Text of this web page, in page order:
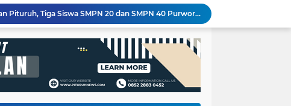
PT Unggulrejo Wasono Dilanda Kebakaran, Tiga Korban Dilaporkan Alami Luka
Meriahkan HUT RI ke-81, SDN Luwenglor Sabet Juara 1 Turnamen Mini Soccer SD Se-Kecamatan Pituruh
Kemarau Picu Krisis Air Bersih, SDN Munggangsari dan Warga Kaligintung Berharap Pasokan Air Rutin
Yuli–Dion: Sejauh Mana Realisasinya?
Sekolah Ayah Angkatan 3 SDIT Ulul Albab 01 Purworejo Dorong Peran Ayah dalam Pengasuhan Anak